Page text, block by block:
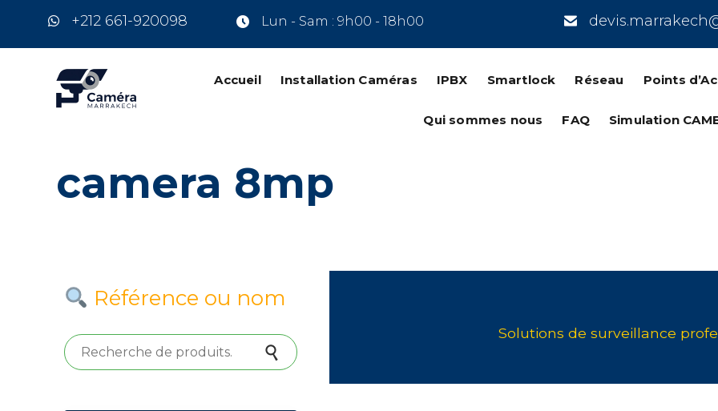
+212 661-920098 Lun - Sam : 9h00 - 18h00
Accueil Installation Caméras IPBX Smartlock Réseau Points
Qui sommes nous FAQ Simulation
camera 8mp
Référence ou nom
Recherche pour :
Recherche